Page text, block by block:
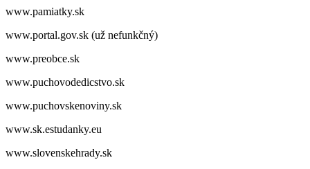
www.pamiatky.sk
www.portal.gov.sk (už nefunkčný)
www.preobce.sk
www.puchovodedicstvo.sk
www.puchovskenoviny.sk
www.sk.estudanky.eu
www.slovenskehrady.sk